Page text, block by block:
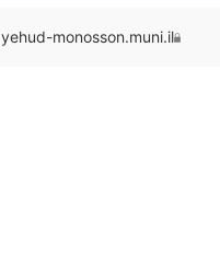
yehud-monosson.muni.il